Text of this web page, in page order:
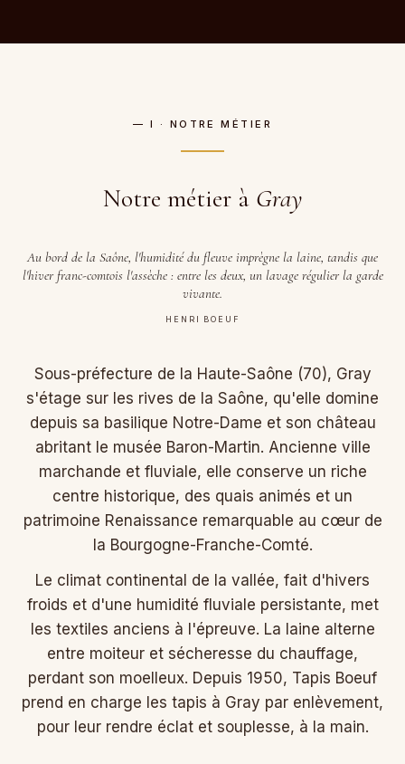
— I · NOTRE MÉTIER
Notre métier à Gray
Au bord de la Saône, l'humidité du fleuve imprègne la laine, tandis que
l'hiver franc-comtois l'assèche : entre les deux, un lavage régulier la garde
vivante.
HENRI BOEUF
Sous-préfecture de la Haute-Saône (70), Gray
s'étage sur les rives de la Saône, qu'elle domine
depuis sa basilique Notre-Dame et son château
abritant le musée Baron-Martin. Ancienne ville
marchande et fluviale, elle conserve un riche
centre historique, des quais animés et un
patrimoine Renaissance remarquable au cœur de
la Bourgogne-Franche-Comté.
Le climat continental de la vallée, fait d'hivers
froids et d'une humidité fluviale persistante, met
les textiles anciens à l'épreuve. La laine alterne
entre moiteur et sécheresse du chauffage,
perdant son moelleux. Depuis 1950, Tapis Boeuf
prend en charge les tapis à Gray par enlèvement,
pour leur rendre éclat et souplesse, à la main.